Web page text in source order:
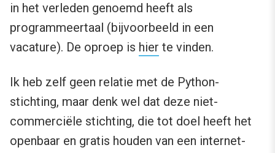
in het verleden genoemd heeft als
programmeertaal (bijvoorbeeld in een
vacature). De oproep is hier te vinden.
Ik heb zelf geen relatie met de Python-
stichting, maar denk wel dat deze niet-
commerciële stichting, die tot doel heeft het
openbaar en gratis houden van een internet-